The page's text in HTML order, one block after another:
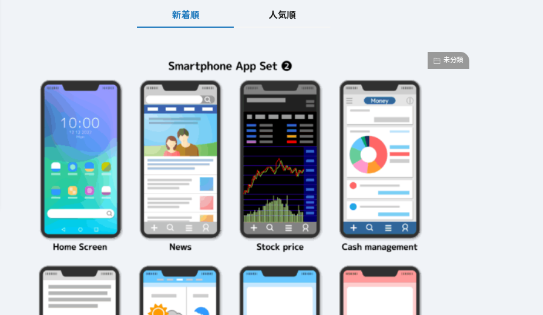
2026年3月23日
モンスト攻略に役立
つ！おすすめパーティ
編成の秘訣
2026年3月23日 テクニック
絶対に知っておきたい
モンスト攻略テクニッ
ク10選
2026年3月23日 #
ガチャ運がアップする
かも？モンストの都市
伝説を解明！
新着順 人気順
未分類